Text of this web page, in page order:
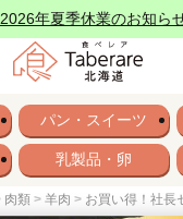
2026年夏季休業のお知ら
パン・スイーツ
乳製品・卵
肉類 羊肉 お買い得！社長